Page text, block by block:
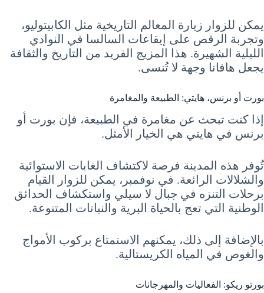
يمكن للزوار زيارة المعالم التاريخية مثل الكابيتوليو،
وتجربة الرقص على إيقاعات السالسا في النوادي
الليلية الشهيرة. هذا المزيج الفريد من التاريخ والثقافة
يجعل هافانا وجهة لا تُنسى.
بورت أو برنس، هايتي: الطبيعة والمغامرة
إذا كنت تبحث عن مغامرة في الطبيعة، فإن بورت أو
برنس في هايتي هي الخيار الأمثل.
تُوفر هذه المدينة فرصة لاكتشاف الغابات الاستوائية
والشلالات الرائعة. في نوفمبر، يمكن للزوار القيام
برحلات التنزه في جبال لا سيلي واستكشاف الحدائق
الوطنية التي تعج بالحياة البرية والنباتات المتنوعة.
بالإضافة إلى ذلك، يمكنهم الاستمتاع بركوب الأمواج
والغوص في المياه الكريستالية.
بورتو ريكو: الفعاليات والمهرجانات